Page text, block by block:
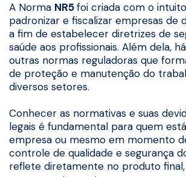
A Norma NR5foi criada com o
padronizar e fiscalizar empresas de
a fim de estabelecer diretrizes de
saúde aos profissionais. Além dela,
outras normas reguladoras que
de proteção e manutenção do
diversos setores.
Conhecer as normativas e suas
legais é fundamental para quem
empresa ou mesmo em momento
controle de qualidade e segurança
reflete diretamente no produto